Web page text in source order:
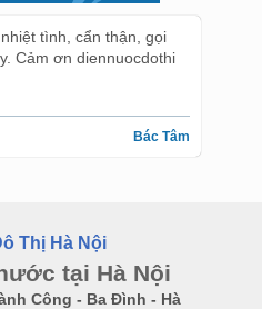
tình, cẩn thận, gọi
Cảm ơn diennuocdothi
Bác Tâm
Thị Hà Nội
tại Hà Nội
Công - Ba Đình - Hà